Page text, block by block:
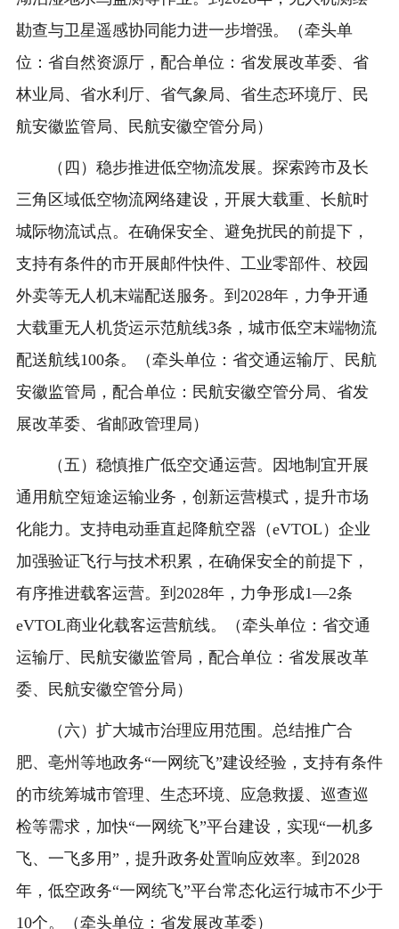
勘查与卫星遥感协同能力进一步增强。（牵头单
位：省自然资源厅，配合单位：省发展改革委、省
林业局、省水利厅、省气象局、省生态环境厅、民
航安徽监管局、民航安徽空管分局）
（四）稳步推进低空物流发展。探索跨市及长
三角区域低空物流网络建设，开展大载重、长航时
城际物流试点。在确保安全、避免扰民的前提下，
支持有条件的市开展邮件快件、工业零部件、校园
外卖等无人机末端配送服务。到2028年，力争开通
大载重无人机货运示范航线3条，城市低空末端物流
配送航线100条。（牵头单位：省交通运输厅、民航
安徽监管局，配合单位：民航安徽空管分局、省发
展改革委、省邮政管理局）
（五）稳慎推广低空交通运营。因地制宜开展
通用航空短途运输业务，创新运营模式，提升市场
化能力。支持电动垂直起降航空器（eVTOL）企业
加强验证飞行与技术积累，在确保安全的前提下，
有序推进载客运营。到2028年，力争形成1—2条
eVTOL商业化载客运营航线。（牵头单位：省交通
运输厅、民航安徽监管局，配合单位：省发展改革
委、民航安徽空管分局）
（六）扩大城市治理应用范围。总结推广合
肥、亳州等地政务“一网统飞”建设经验，支持有条件
的市统筹城市管理、生态环境、应急救援、巡查巡
检等需求，加快“一网统飞”平台建设，实现“一机多
飞、一飞多用”，提升政务处置响应效率。到2028
年，低空政务“一网统飞”平台常态化运行城市不少于
10个。（牵头单位：省发展改革委）